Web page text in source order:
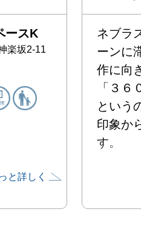
ースK
楽坂2-11
と詳しく
ネブラ
ーンに
作に向
「３６
という
印象か
す。
K1の